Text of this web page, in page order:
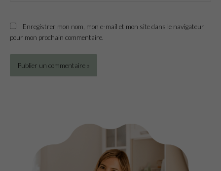
Enregistrer mon nom, mon e-mail et mon site dans le navigateur
pour mon prochain commentaire.